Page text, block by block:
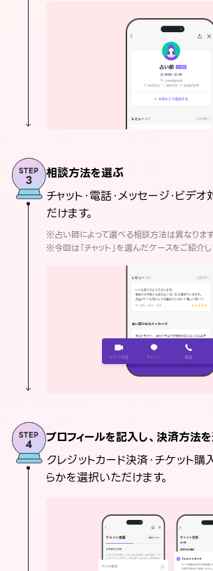
相談方法を選ぶ
チャット・電話・メッセージ・ビデ
だけます。
※占い師によって選べる相談方法は異なりま
※今回は「チャット」を選んだケースをご紹介
プロフィールを記入し、決済方法
クレジットカード決済・チケット購
らかを選択いただけます。